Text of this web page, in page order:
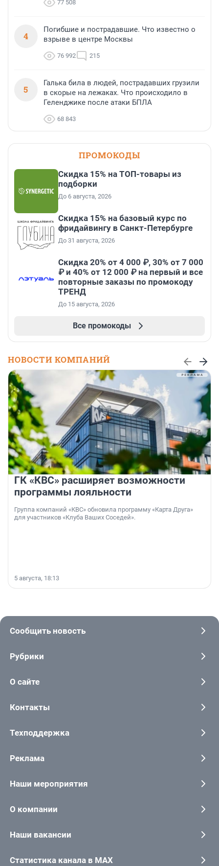
77 508
4
Погибшие и пострадавшие. Что известно о
взрыве в центре Москвы
76 992 215
5
Галька била в людей, пострадавших грузили
в скорые на лежаках. Что происходило в
Геленджике после атаки БПЛА
68 843
ПРОМОКОДЫ
Скидка 15% на ТОП-товары из
подборки
До 6 августа, 2026
Скидка 15% на базовый курс по
фридайвингу в Санкт-Петербурге
До 31 августа, 2026
Скидка 20% от 4 000 ₽, 30% от 7 000
₽ и 40% от 12 000 ₽ на первый и все
повторные заказы по промокоду
ТРЕНД
До 15 августа, 2026
Все промокоды
НОВОСТИ КОМПАНИЙ
ГК «КВС» расширяет возможности
программы лояльности
Группа компаний «КВС» обновила программу «Карта Друга»
для участников «Клуба Ваших Соседей».
5 августа, 18:13
Сообщить новость
Рубрики
О сайте
Контакты
Техподдержка
Реклама
Наши мероприятия
О компании
Наши вакансии
Статистика канала в MAX